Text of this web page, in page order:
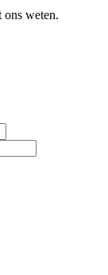
ons weten.